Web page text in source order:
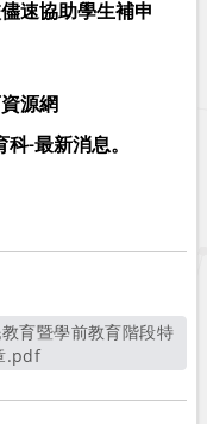
速協助學生補申
源網
科-最新消息。
.pdf另開新視窗